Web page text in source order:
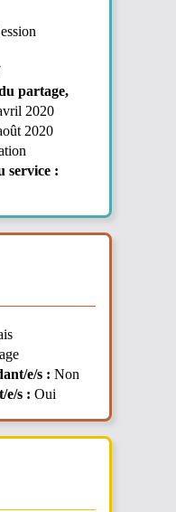
partage,
2020
2020
service :
e/s : Non
e/s : Oui